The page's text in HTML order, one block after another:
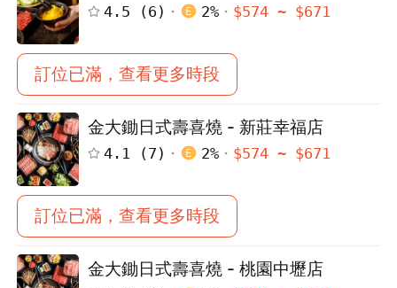
4.5 (6 ) 2% $574 ~ $671
訂位已滿，查看更多時段
金大鋤日式壽喜燒 - 新莊幸福店
4.1 (7 ) 2% $574 ~ $671
訂位已滿，查看更多時段
金大鋤日式壽喜燒 - 桃園中壢店